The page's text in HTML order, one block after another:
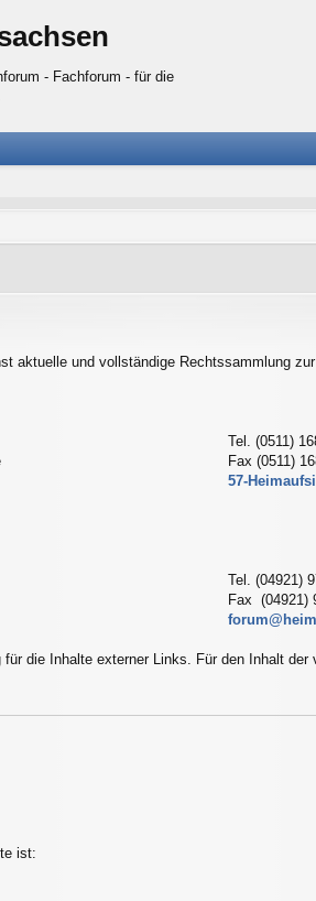
- Fachforum - für die
aktuelle und vollständige Rechtssammlung
Tel. (0511)
Fax (0511)
57-
Tel. (04921)
Fax (04921)
die Inhalte externer Links. Für den Inhalt
ist: